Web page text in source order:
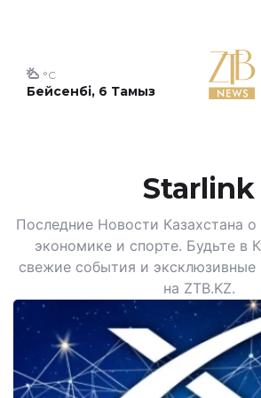
Бейсенбі, 6 Тамыз
°C
Starlink
Последние Новости Казахстана
экономике и спорте. Будьте в
свежие события и эксклюзивные
на ZTB.KZ.